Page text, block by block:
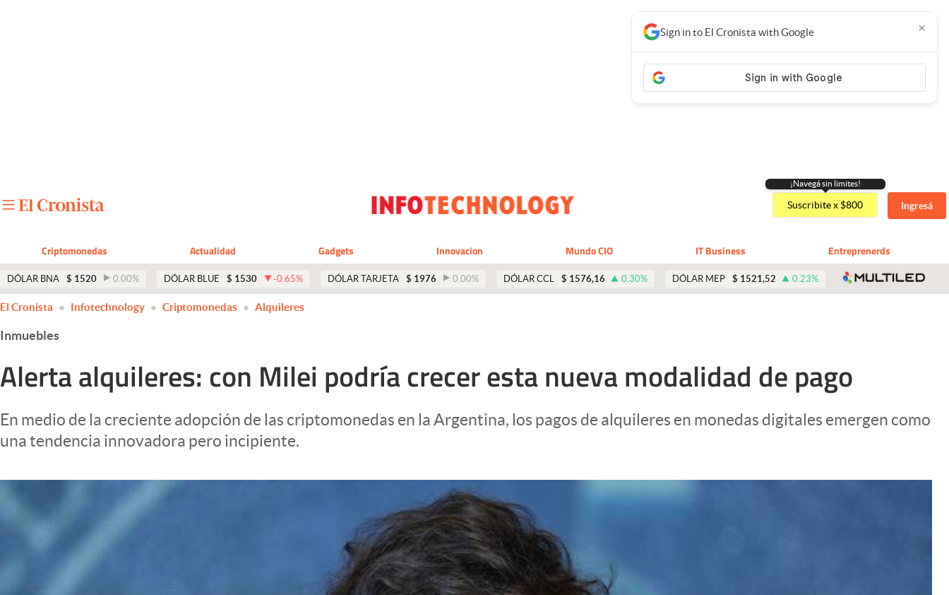
Apertura
Clima
¡Navegá sin limites!
Suscribite x $800 Ingresá
Criptomonedas Actualidad Gadgets Innovacion Mundo CIO IT Business Entreprenerds
DÓLAR BNA $ 1520 0.00% DÓLAR BLUE $ 1530 -0.65% DÓLAR TARJETA $ 1976 0.00% DÓLAR CCL $ 1576,16 0.30% DÓLAR MEP $ 1521,52 0.23%
Sign in to El Cronista with Google ×
El Cronista Infotechnology Criptomonedas Alquileres
Inmuebles
Alerta alquileres: con Milei podría crecer esta nueva modalidad de pago
En medio de la creciente adopción de las criptomonedas en la Argentina, los pagos de alquileres en monedas digitales emergen como
una tendencia innovadora pero incipiente.